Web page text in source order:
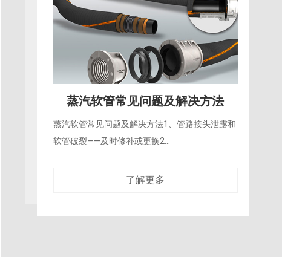
蒸汽软管常见问题及解决方法
蒸汽软管常见问题及解决方法1、管路接头泄露和
软管破裂——及时修补或更换2...
了解更多